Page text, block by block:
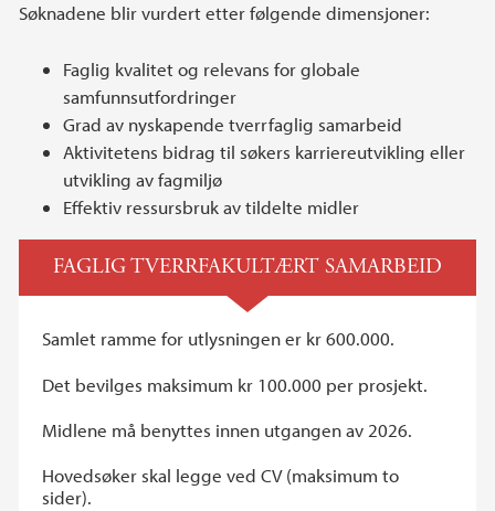
Søknadene blir vurdert etter følgende dimensjoner:
Faglig kvalitet og relevans for globale
samfunnsutfordringer
Grad av nyskapende tverrfaglig samarbeid
Aktivitetens bidrag til søkers karriereutvikling eller
utvikling av fagmiljø
Effektiv ressursbruk av tildelte midler
FAGLIG TVERRFAKULTÆRT SAMARBEID
Samlet ramme for utlysningen er kr 600.000.
Det bevilges maksimum kr 100.000 per prosjekt.
Midlene må benyttes innen utgangen av 2026.
Hovedsøker skal legge ved CV (maksimum to
sider).